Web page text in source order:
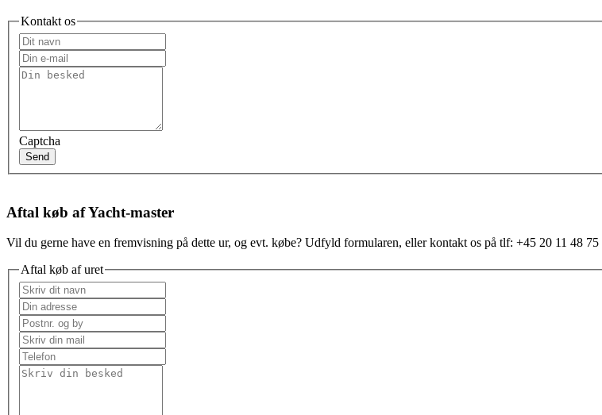
Kontakt os
Captcha
Send
Aftal køb af Yacht-master
Vil du gerne have en fremvisning på dette ur, og evt. købe? Udfyld formularen, eller kontakt os på tlf: +45 20 11 48 75
Aftal køb af uret